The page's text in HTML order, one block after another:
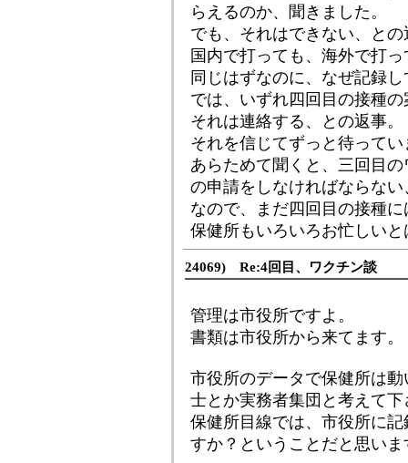
らえるのか、聞きました。
でも、それはできない、との
国内で打っても、海外で打
同じはずなのに、なぜ記録
では、いずれ四回目の接種
それは連絡する、との返事。
それを信じてずっと待って
あらためて聞くと、三回目
の申請をしなければならな
なので、まだ四回目の接種
保健所もいろいろお忙しい
24069) Re:4回目、ワクチン談
管理は市役所ですよ。
書類は市役所から来てます。
市役所のデータで保健所は
士とか実務者集団と考えて下
保健所目線では、市役所に
すか？ということだと思いま